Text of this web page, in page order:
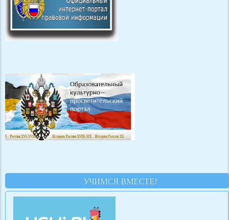
УЧИМСЯ ВМЕСТЕ!